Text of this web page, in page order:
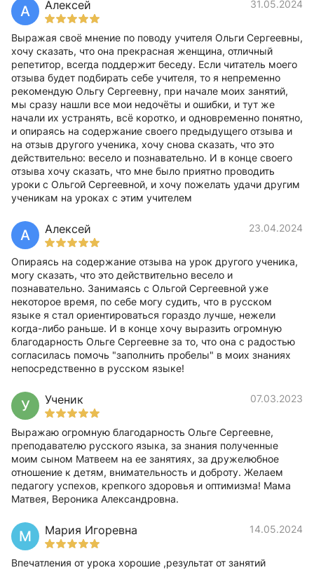
А Алексей 31.05.2024
Выражая своё мнение по поводу учителя Ольги Сергеевны,
хочу сказать, что она прекрасная женщина, отличный
репетитор, всегда поддержит беседу. Если читатель моего
отзыва будет подбирать себе учителя, то я непременно
рекомендую Ольгу Сергеевну, при начале моих занятий,
мы сразу нашли все мои недочёты и ошибки, и тут же
начали их устранять, всё коротко, и одновременно понятно,
и опираясь на содержание своего предыдущего отзыва и
на отзыв другого ученика, хочу снова сказать, что это
действительно: весело и познавательно. И в конце своего
отзыва хочу сказать, что мне было приятно проводить
уроки с Ольгой Сергеевной, и хочу пожелать удачи другим
ученикам на уроках с этим учителем
А Алексей 23.04.2024
Опираясь на содержание отзыва на урок другого ученика,
могу сказать, что это действительно весело и
познавательно. Занимаясь с Ольгой Сергеевной уже
некоторое время, по себе могу судить, что в русском
языке я стал ориентироваться гораздо лучше, нежели
когда-либо раньше. И в конце хочу выразить огромную
благодарность Ольге Сергеевне за то, что она с радостью
согласилась помочь "заполнить пробелы" в моих знаниях
непосредственно в русском языке!
У Ученик 07.03.2023
Выражаю огромную благодарность Ольге Сергеевне,
преподавателю русского языка, за знания полученные
моим сыном Матвеем на ее занятиях, за дружелюбное
отношение к детям, внимательность и доброту. Желаем
педагогу успехов, крепкого здоровья и оптимизма! Мама
Матвея, Вероника Александровна.
М Мария Игоревна 14.05.2024
Впечатления от урока хорошие ,результат от занятий